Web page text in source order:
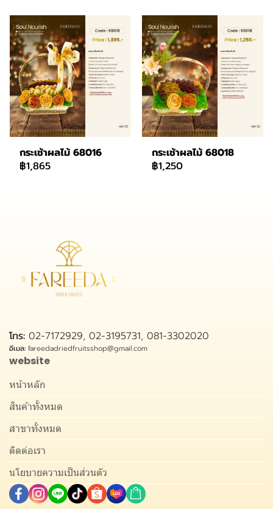
กระเช้าผลไม้ 68016
฿1,865
กระเช้าผลไม้ 68018
฿1,250
โทร: 02-7172929, 02-3195731, 081-3302020
อีเมล: fareedadriedfruitsshop@gmail.com
website
หน้าหลัก
สินค้าทั้งหมด
สาขาทั้งหมด
ติดต่อเรา
นโยบายความเป็นส่วนตัว